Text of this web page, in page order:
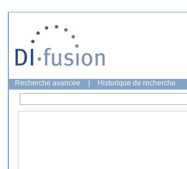
Recherche avancée Historique de recherche